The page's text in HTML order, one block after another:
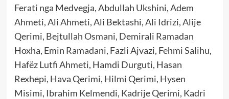
Ferati nga Medvegja, Abdullah Ukshini, Adem
Ahmeti, Ali Ahmeti, Ali Bektashi, Ali Idrizi, Alije
Qerimi, Bejtullah Osmani, Demirali Ramadan
Hoxha, Emin Ramadani, Fazli Ajvazi, Fehmi Salihu,
Hafëz Lutfi Ahmeti, Hamdi Durguti, Hasan
Rexhepi, Hava Qerimi, Hilmi Qerimi, Hysen
Misimi, Ibrahim Kelmendi, Kadrije Qerimi, Kadri